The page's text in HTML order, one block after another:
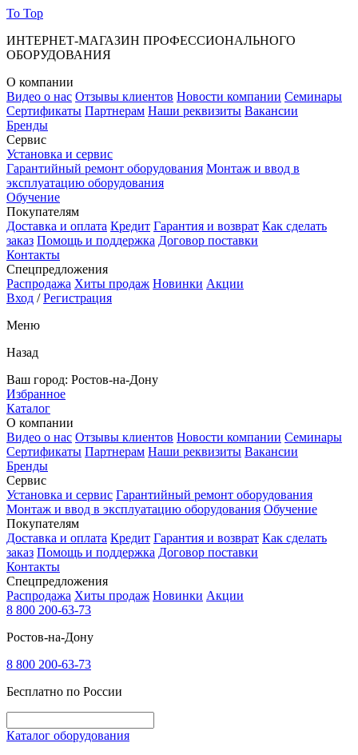
To Top
ИНТЕРНЕТ-МАГАЗИН ПРОФЕССИОНАЛЬНОГО
ОБОРУДОВАНИЯ
О компании
Видео о нас Отзывы клиентов Новости компании Семинары
Сертификаты Партнерам Наши реквизиты Вакансии
Бренды
Сервис
Установка и сервис
Гарантийный ремонт оборудования Монтаж и ввод в
эксплуатацию оборудования
Обучение
Покупателям
Доставка и оплата Кредит Гарантия и возврат Как сделать
заказ Помощь и поддержка Договор поставки
Контакты
Спецпредложения
Распродажа Хиты продаж Новинки Акции
Вход /Регистрация
Меню
Назад
Ваш город: Ростов-на-Дону
Избранное
Каталог
О компании
Видео о нас Отзывы клиентов Новости компании Семинары
Сертификаты Партнерам Наши реквизиты Вакансии
Бренды
Сервис
Установка и сервис Гарантийный ремонт оборудования
Монтаж и ввод в эксплуатацию оборудования Обучение
Покупателям
Доставка и оплата Кредит Гарантия и возврат Как сделать
заказ Помощь и поддержка Договор поставки
Контакты
Спецпредложения
Распродажа Хиты продаж Новинки Акции
8 800 200-63-73
Ростов-на-Дону
8 800 200-63-73
Бесплатно по России
Каталог оборудования